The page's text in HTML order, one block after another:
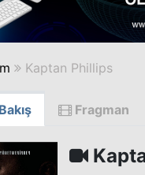
Kaptan Phillips
Fragman